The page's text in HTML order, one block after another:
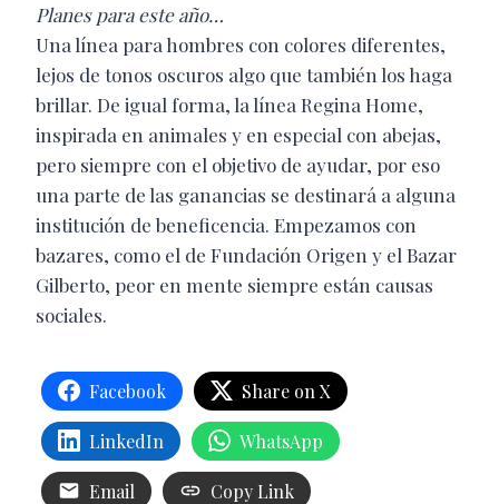
Planes para este año…
Una línea para hombres con colores diferentes,
lejos de tonos oscuros algo que también los haga
brillar. De igual forma, la línea Regina Home,
inspirada en animales y en especial con abejas,
pero siempre con el objetivo de ayudar, por eso
una parte de las ganancias se destinará a alguna
institución de beneficencia. Empezamos con
bazares, como el de Fundación Origen y el Bazar
Gilberto, peor en mente siempre están causas
sociales.
Facebook Share on X
LinkedIn WhatsApp
Email Copy Link